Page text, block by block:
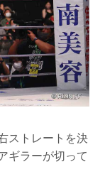
ストレートを決
ギラーが切って